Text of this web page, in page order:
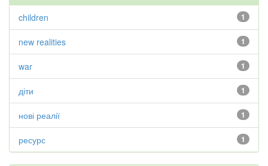
1
children
1
new realities
1
war
1
діти
1
нові реалії
1
ресурс